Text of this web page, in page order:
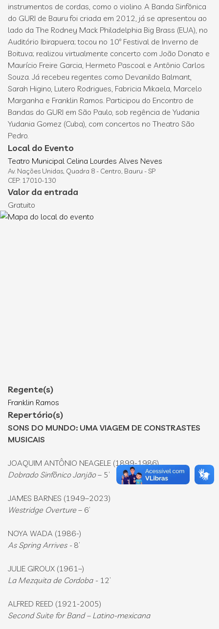
instrumentos de cordas, como o violino. A Banda Sinfônica
do GURI de Bauru foi criada em 2012, já se apresentou ao
lado da The Rodney Mack Philadelphia Big Brass (EUA), no
Auditório Ibirapuera; tocou no 10º Festival de Inverno de
Boituva; realizou virtualmente concerto com João Donato e
Maurício Freire Garcia, Hermeto Pascoal e Antônio Carlos
Souza. Já recebeu regentes como Devanildo Balmant,
Sarah Higino, Lutero Rodrigues, Fabricia Mikaela, Marcelo
Marganha e Franklin Ramos. Participou do Encontro de
Bandas do GURI em São Paulo, sob regência de Yudania
Yudania Gomez (Cuba), com concertos no Theatro São
Pedro.
Local do Evento
Teatro Municipal Celina Lourdes Alves Neves
Av. Nações Unidas, Quadra 8 - Centro, Bauru - SP
CEP: 17010-130
Valor da entrada
Gratuito
Regente(s)
Franklin Ramos
Repertório(s)
SONS DO MUNDO: UMA VIAGEM DE CONSTRASTES
MUSICAIS
JOAQUIM ANTÔNIO NEAGELE (1899-1986)
Dobrado Sinfônico Janjão– 5’
JAMES BARNES (1949–2023)
Westridge Overture – 6’
NOYA WADA (1986-)
As Spring Arrives - 8’
JULIE GIROUX (1961–)
La Mezquita de Cordoba - 12’
ALFRED REED (1921-2005)
Second Suite for Band – Latino-mexicana